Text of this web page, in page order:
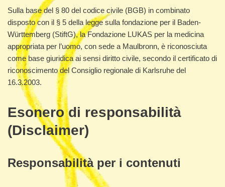
Sulla base del § 80 del codice civile (BGB) in combinato
disposto con il § 5 della legge sulla fondazione per il Baden-
Württemberg (StiftG), la Fondazione LUKAS per la medicina
appropriata per l’uomo, con sede a Maulbronn, è riconosciuta
come base giuridica ai sensi diritto civile, secondo il certificato di
riconoscimento del Consiglio regionale di Karlsruhe del
16.3.2003.
Esonero di responsabilità
(Disclaimer)
Responsabilità per i contenuti